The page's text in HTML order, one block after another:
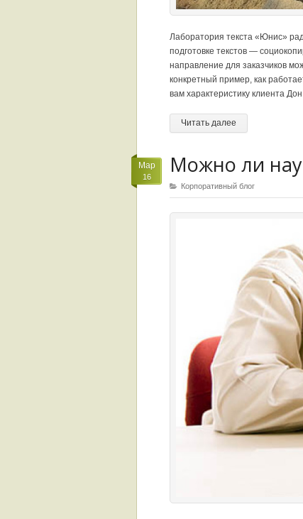
Лаборатория текста «Юнис»
подготовке текстов —
направление для заказчиков
конкретный пример, как
вам характеристику клиента
Читать далее
Мар
16 Можно ли
Корпоративный блог